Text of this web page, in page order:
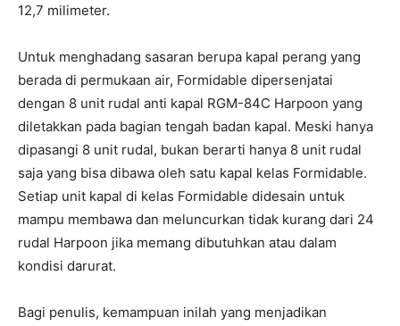
12,7 milimeter.
Untuk menghadang sasaran berupa kapal perang yang
berada di permukaan air, Formidable dipersenjatai
dengan 8 unit rudal anti kapal RGM-84C Harpoon yang
diletakkan pada bagian tengah badan kapal. Meski hanya
dipasangi 8 unit rudal, bukan berarti hanya 8 unit rudal
saja yang bisa dibawa oleh satu kapal kelas Formidable.
Setiap unit kapal di kelas Formidable didesain untuk
mampu membawa dan meluncurkan tidak kurang dari 24
rudal Harpoon jika memang dibutuhkan atau dalam
kondisi darurat.
Bagi penulis, kemampuan inilah yang menjadikan